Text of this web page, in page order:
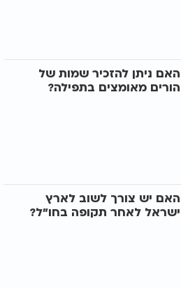
האם ניתן להזכיר שמות של
הורים מאומצים בתפילה?
האם יש צורך לשוב לארץ
ישראל לאחר תקופה בחו"ל?